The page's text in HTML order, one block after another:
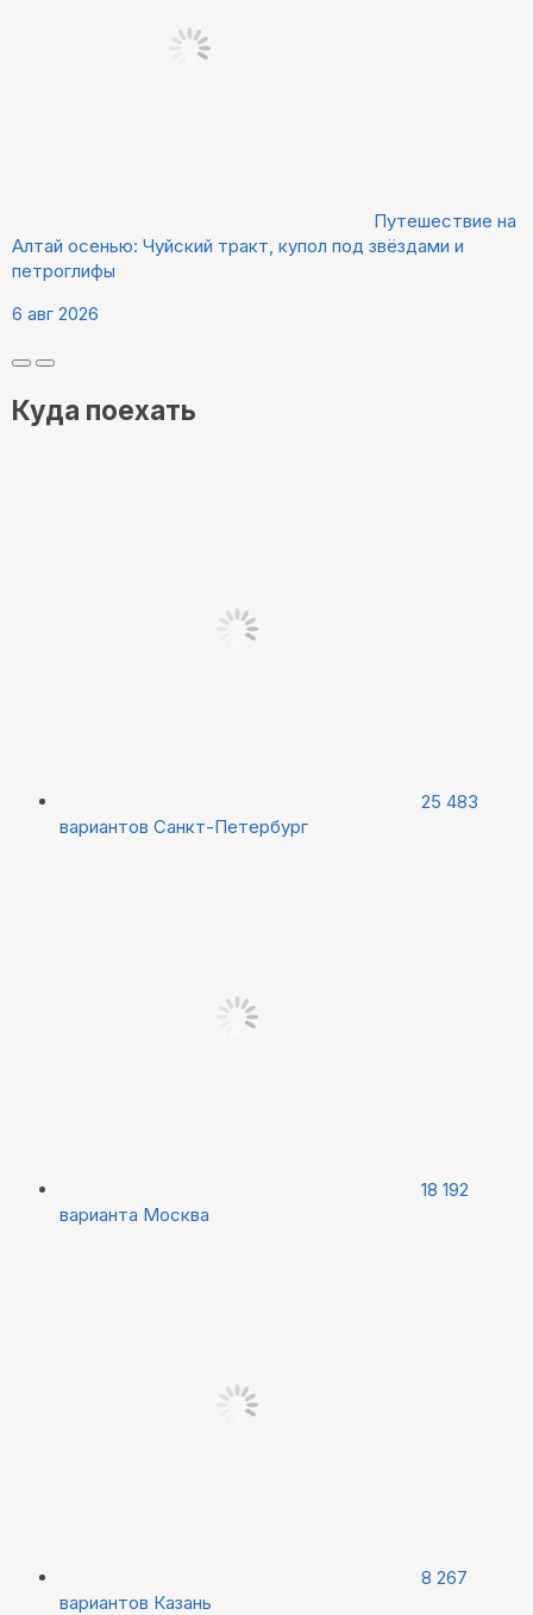
Путешествие на
Алтай осенью: Чуйский тракт, купол под звёздами и
петроглифы
6 авг 2026
Куда поехать
25 483
вариантов Санкт-Петербург
18 192
варианта Москва
8 267
вариантов Казань